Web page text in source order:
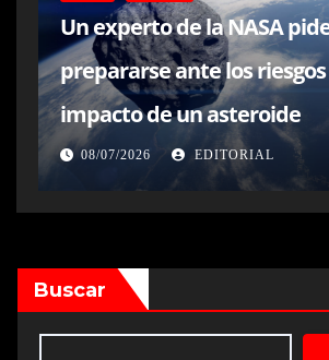
Un experto de la NASA
prepararse ante los
impacto de un asteroide
08/07/2026 EDITORIAL
Buscar